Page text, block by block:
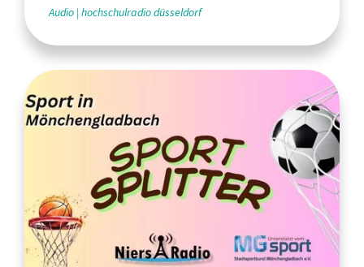
Audio hochschulradio düsseldorf